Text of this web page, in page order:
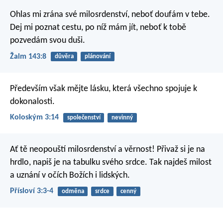
Ohlas mi zrána své milosrdenství, neboť doufám v tebe.
Dej mi poznat cestu, po níž mám jít, neboť k tobě
pozvedám svou duši.
Žalm 143:8 důvěra plánování
Především však mějte lásku, která všechno spojuje k
dokonalosti.
Koloským 3:14 společenství nevinný
Ať tě neopouští milosrdenství a věrnost! Přivaž si je na
hrdlo, napiš je na tabulku svého srdce. Tak najdeš milost
a uznání v očích Božích i lidských.
Přísloví 3:3-4 odměna srdce cenný